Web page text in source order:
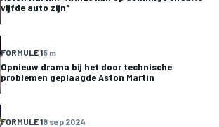
vijfde auto zijn"
FORMULE 15 m
Opnieuw drama bij het door technische
problemen geplaagde Aston Martin
FORMULE 18 sep 2024